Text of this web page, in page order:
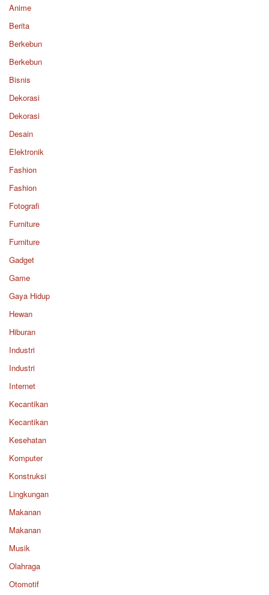
Anime
Berita
Berkebun
Berkebun
Bisnis
Dekorasi
Dekorasi
Desain
Elektronik
Fashion
Fashion
Fotografi
Furniture
Furniture
Gadget
Game
Gaya Hidup
Hewan
Hiburan
Industri
Industri
Internet
Kecantikan
Kecantikan
Kesehatan
Komputer
Konstruksi
Lingkungan
Makanan
Makanan
Musik
Olahraga
Otomotif